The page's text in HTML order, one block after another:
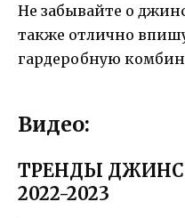
Не забывайте о
также отлично
гардеробную
Видео:
ТРЕНДЫ
2022-2023